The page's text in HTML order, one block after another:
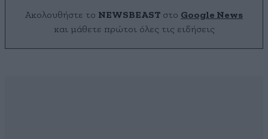
Ακολουθήστε το NEWSBEAST στο Google News
και μάθετε πρώτοι όλες τις ειδήσεις